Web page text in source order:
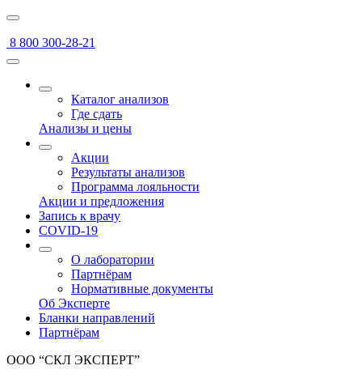
8 800 300-28-21
Каталог анализов
Где сдать
Анализы и цены
Акции
Результаты анализов
Программа лояльности
Акции и предложения
Запись к врачу
COVID-19
О лаборатории
Партнёрам
Нормативные документы
Об Эксперте
Бланки направлений
Партнёрам
ООО “СКЛ ЭКСПЕРТ”